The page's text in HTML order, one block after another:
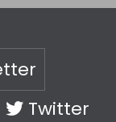
Twitter